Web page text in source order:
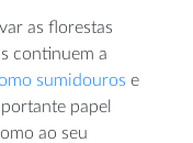
as florestas
continuem a
sumidouros e
papel
ao seu